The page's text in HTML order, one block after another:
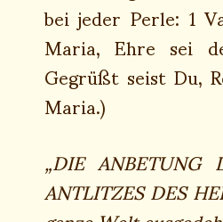
bei jeder Perle: 1
Maria, Ehre sei
Gegrüßt seist Du,
Maria.)
„DIE ANBETUNG
ANTLITZES DES